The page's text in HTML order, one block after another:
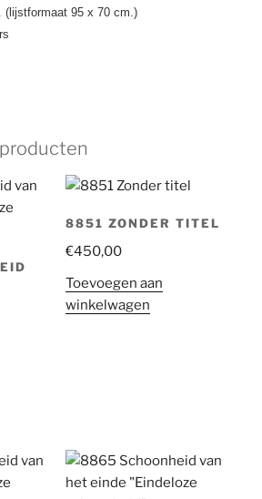
95 x 70 cm.)
8851 ZONDER TITEL
€450,00
Toevoegen aan
winkelwagen